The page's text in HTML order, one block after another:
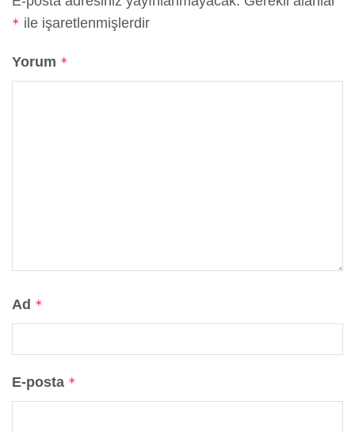
* ile işaretlenmişlerdir
Yorum *
Ad *
E-posta *